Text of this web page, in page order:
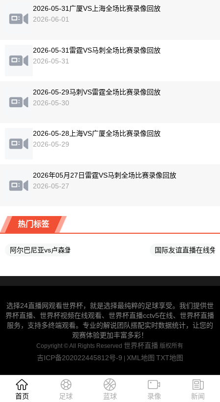
2026-05-31广厦VS上海全场比赛录像回放
2026-06-01
2026-05-31雷霆VS马刺全场比赛录像回放
2026-05-31
2026-05-29马刺VS雷霆全场比赛录像回放
2026-05-30
2026-05-28上海VS广厦全场比赛录像回放
2026-05-29
2026年05月27日雷霆VS马刺全场比赛录像回放
2026-05-27
热门标签
阿尔巴尼亚vs卢森堡比赛直播 国际友谊直播在线免
选择24直播网观看世界杯，就是选择最纯粹的足球享受。我们提供世
界杯直播、世界杯视频在线观看、世界杯直播cctv5在线、世界杯直播
服务，支持多终端观看。专业的解说团队搭配实时数据统计，让您的
观赛体验更加丰富多彩！
Copyright ©All Rights Reserved世界杯直播 版权所有
吉ICP备202022445812号-9 XML地图 TXT地图
首页 足球 蓝球 录像 新闻